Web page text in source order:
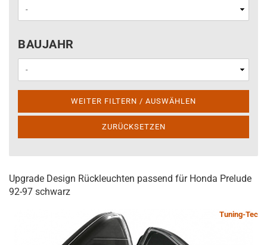
BAUJAHR
BAUJAHR
WEITER FILTERN / AUSWÄHLEN
ZURÜCKSETZEN
Upgrade Design Rückleuchten passend für Honda Prelude
92-97 schwarz
Tuning-Tec